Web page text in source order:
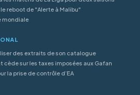
reboot de "Alerte à Malibu"
mondiale
des extraits de son catalogue
cède sur les taxes imposées aux Gafan
la prise de contrôle d’EA